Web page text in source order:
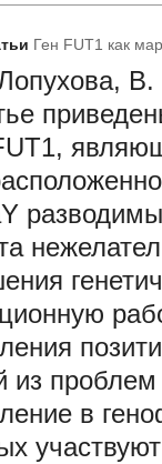
Ген FUT1 как
из проблем
в